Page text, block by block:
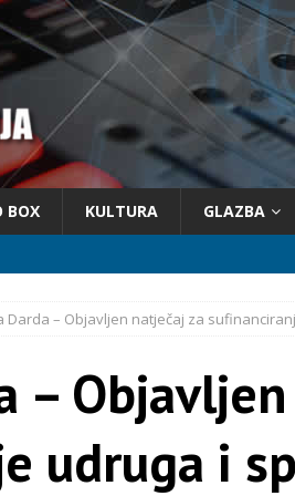
BOX KULTURA GLAZBA
Darda – Objavljen natječaj za
–
udruga i